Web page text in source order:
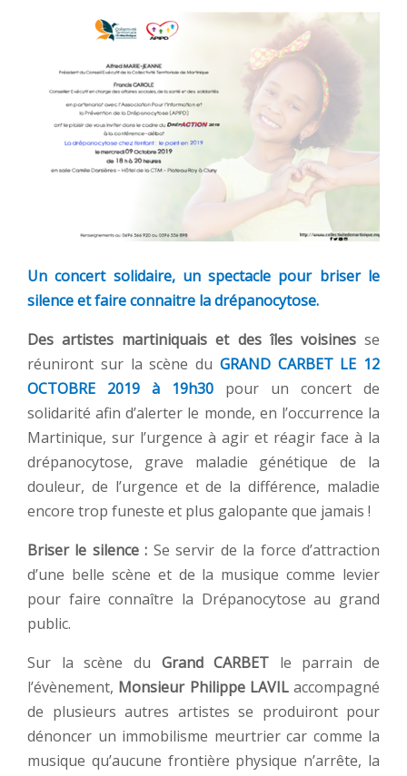
Un concert solidaire, un spectacle pour briser le
silence et faire connaitre la drépanocytose.
Des artistes martiniquais et des îles voisinesse
réuniront sur la scène du GRAND CARBET LE 12
OCTOBRE 2019 à 19h30 pour un concert de
solidarité afin d’alerter le monde, en l’occurrence la
Martinique, sur l’urgence à agir et réagir face à la
drépanocytose, grave maladie génétique de la
douleur, de l’urgence et de la différence, maladie
encore trop funeste et plus galopante que jamais !
Briser le silence : Se servir de la force d’attraction
d’une belle scène et de la musique comme levier
pour faire connaître la Drépanocytose au grand
public.
Sur la scène du Grand CARBET le parrain de
l’évènement, Monsieur Philippe LAVILaccompagné
de plusieurs autres artistes se produiront pour
dénoncer un immobilisme meurtrier car comme la
musique qu’aucune frontière physique n’arrête, la